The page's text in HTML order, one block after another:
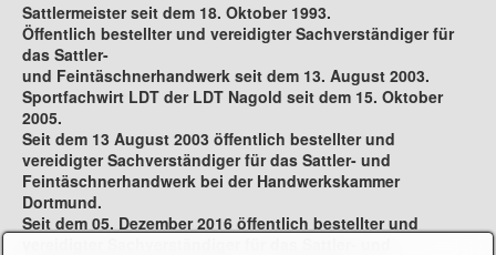
Sattlermeister seit dem 18. Oktober 1993.
Öffentlich bestellter und vereidigter Sachverständiger für
das Sattler-
und Feintäschnerhandwerk seit dem 13. August 2003.
Sportfachwirt LDT der LDT Nagold seit dem 15. Oktober
2005.
Seit dem 13 August 2003 öffentlich bestellter und
vereidigter Sachverständiger für das Sattler- und
Feintäschnerhandwerk bei der Handwerkskammer
Dortmund.
Seit dem 05. Dezember 2016 öffentlich bestellter und